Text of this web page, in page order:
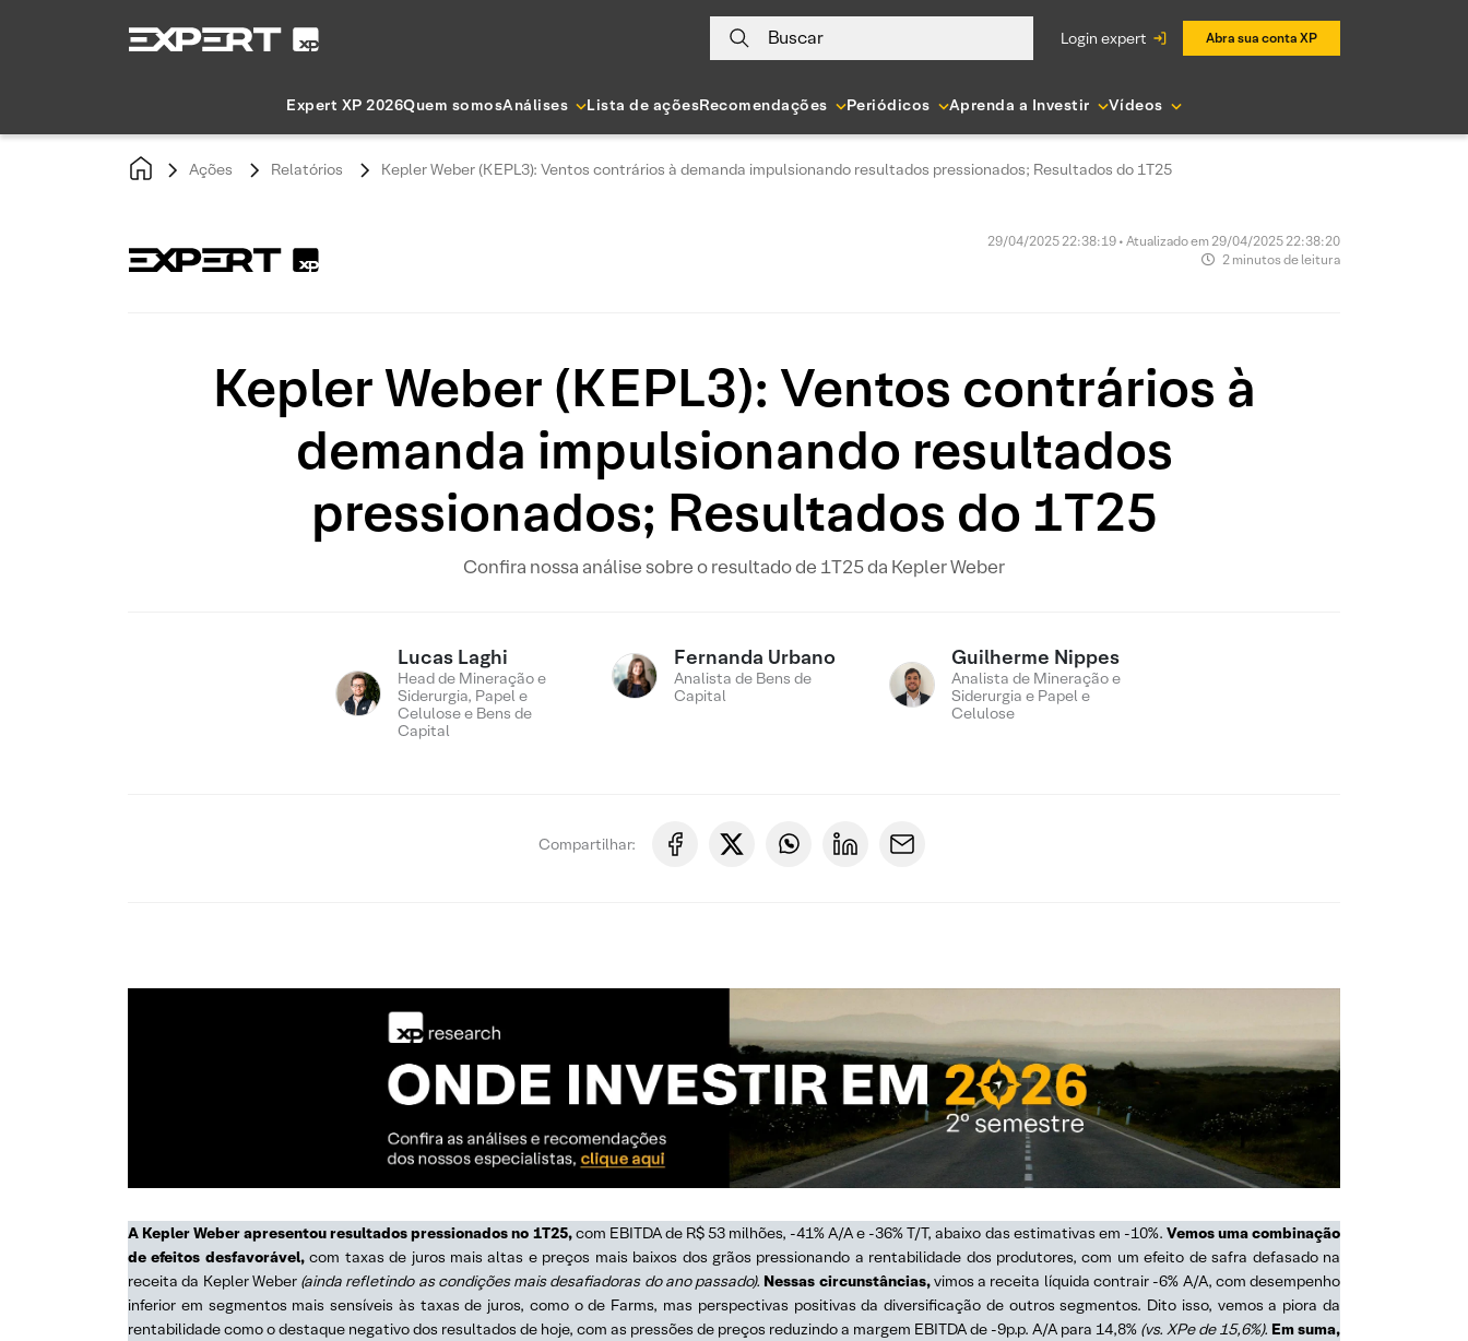
Buscar login expert Abra sua conta XP
Expert XP 2026Quem somosAnálises Lista de açõesRecomendações Periódicos Aprenda a Investir Vídeos
Ações Relatórios Kepler Weber (KEPL3): Ventos contrários à demanda impulsionando resultados pressionados; Resultados do 1T25
29/04/2025 22:38:19 • Atualizado em 29/04/2025 22:38:20
2 minutos de leitura
Kepler Weber (KEPL3): Ventos contrários à
demanda impulsionando resultados
pressionados; Resultados do 1T25
Confira nossa análise sobre o resultado de 1T25 da Kepler Weber
Lucas Laghi
Head de Mineração e
Siderurgia, Papel e
Celulose e Bens de
Capital
Fernanda Urbano
Analista de Bens de
Capital
Guilherme Nippes
Analista de Mineração e
Siderurgia e Papel e
Celulose
Compartilhar:
A Kepler Weber apresentou resultados pressionados no 1T25,com EBITDA de R$ 53 milhões, -41% A/A e -36% T/T, abaixo das estimativas em -10%. Vemos uma combinação
de efeitos desfavorável,com taxas de juros mais altas e preços mais baixos dos grãos pressionando a rentabilidade dos produtores, com um efeito de safra defasado na
receita da Kepler Weber (ainda refletindo as condições mais desafiadoras do ano passado). Nessas circunstâncias,vimos a receita líquida contrair -6% A/A, com desempenho
inferior em segmentos mais sensíveis às taxas de juros, como o de Farms, mas perspectivas positivas da diversificação de outros segmentos. Dito isso, vemos a piora da
rentabilidade como o destaque negativo dos resultados de hoje, com as pressões de preços reduzindo a margem EBITDA de -9p.p. A/A para 14,8% (vs. XPe de 15,6%). Em suma,